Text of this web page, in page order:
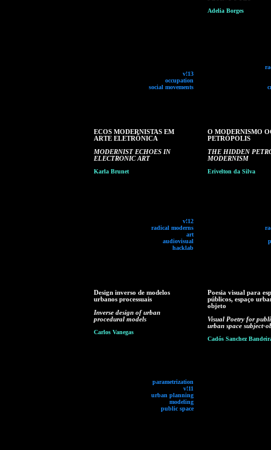
v!13
occupation
social movements
Adelia Borges
ECOS MODERNISTAS EM
ARTE ELETRÔNICA
MODERNIST ECHOES IN
ELECTRONIC ART
Karla Brunet
v!12
radical moderns
art
audiovisual
hacklab
O MODERNISMO
PETRÓPOLIS
THE HIDDEN
MODERNISM
Erivelton da Silva
Design inverso de modelos
urbanos processuais
Inverse design of urban
procedural models
Carlos Vanegas
parametrization
v!11
urban planning
modeling
public space
Poesia visual para
públicos, espaço
objeto
Visual Poetry for
urban space subject-
Cadós Sanchez